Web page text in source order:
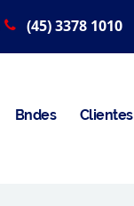
(45) 3378 1010
Bndes Clientes